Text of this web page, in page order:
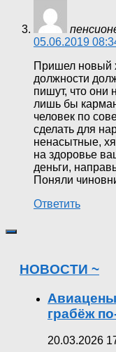
05.06.2019
Пришел новый
должности
пишут, что они
лишь бы
человек по
сделать для
ненасытные,
на здоровье
деньги,
Поняли
Ответить
НОВОСТИ ~
грабёж
20.03.2026